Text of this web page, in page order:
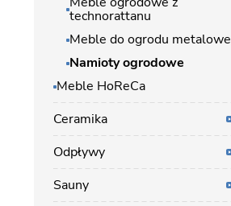
technorattanu
Meble do ogrodu metalowe
Namioty ogrodowe
Meble HoReCa
Ceramika
Odpływy
Sauny